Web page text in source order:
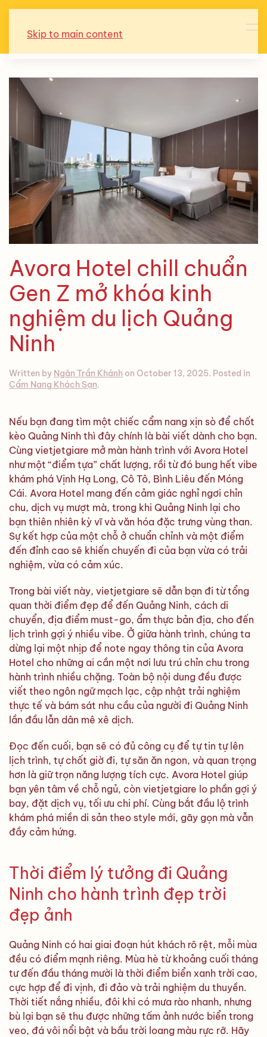
Skip to main content
Avora Hotel chill chuẩn
Gen Z mở khóa kinh
nghiệm du lịch Quảng
Ninh
Written by Ngân Trần Khánh on October 13, 2025. Posted in
Cẩm Nang Khách Sạn.
Nếu bạn đang tìm một chiếc cẩm nang xịn sò để chốt
kèo Quảng Ninh thì đây chính là bài viết dành cho bạn.
Cùng vietjetgiare mở màn hành trình với Avora Hotel
như một “điểm tựa” chất lượng, rồi từ đó bung hết vibe
khám phá Vịnh Hạ Long, Cô Tô, Bình Liêu đến Móng
Cái. Avora Hotel mang đến cảm giác nghỉ ngơi chỉn
chu, dịch vụ mượt mà, trong khi Quảng Ninh lại cho
bạn thiên nhiên kỳ vĩ và văn hóa đặc trưng vùng than.
Sự kết hợp của một chỗ ở chuẩn chỉnh và một điểm
đến đỉnh cao sẽ khiến chuyến đi của bạn vừa có trải
nghiệm, vừa có cảm xúc.
Trong bài viết này, vietjetgiare sẽ dẫn bạn đi từ tổng
quan thời điểm đẹp để đến Quảng Ninh, cách di
chuyển, địa điểm must-go, ẩm thực bản địa, cho đến
lịch trình gợi ý nhiều vibe. Ở giữa hành trình, chúng ta
dừng lại một nhịp để note ngay thông tin của Avora
Hotel cho những ai cần một nơi lưu trú chỉn chu trong
hành trình nhiều chặng. Toàn bộ nội dung đều được
viết theo ngôn ngữ mạch lạc, cập nhật trải nghiệm
thực tế và bám sát nhu cầu của người đi Quảng Ninh
lần đầu lẫn dân mê xê dịch.
Đọc đến cuối, bạn sẽ có đủ công cụ để tự tin tự lên
lịch trình, tự chốt giờ đi, tự săn ăn ngon, và quan trọng
hơn là giữ trọn năng lượng tích cực. Avora Hotel giúp
bạn yên tâm về chỗ ngủ, còn vietjetgiare lo phần gợi ý
bay, đặt dịch vụ, tối ưu chi phí. Cùng bắt đầu lộ trình
khám phá miền di sản theo style mới, gãy gọn mà vẫn
đầy cảm hứng.
Thời điểm lý tưởng đi Quảng
Ninh cho hành trình đẹp trời
đẹp ảnh
Quảng Ninh có hai giai đoạn hút khách rõ rệt, mỗi mùa
đều có điểm mạnh riêng. Mùa hè từ khoảng cuối tháng
tư đến đầu tháng mười là thời điểm biển xanh trời cao,
cực hợp để đi vịnh, đi đảo và trải nghiệm du thuyền.
Thời tiết nắng nhiều, đôi khi có mưa rào nhanh, nhưng
bù lại bạn sẽ thu được những tấm ảnh nước biển trong
veo, đá vôi nổi bật và bầu trời loang màu rực rỡ. Hãy